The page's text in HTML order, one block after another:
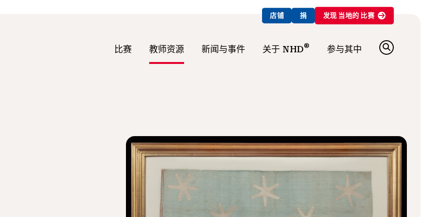
店铺 捐 发现 当地的 比赛
比赛 教师资源 新闻与事件 关于 NHD® 参与其中